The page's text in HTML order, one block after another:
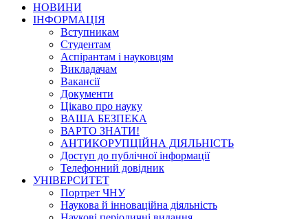
НОВИНИ
ІНФОРМАЦІЯ
Вступникам
Студентам
Аспірантам і науковцям
Викладачам
Вакансії
Документи
Цікаво про науку
ВАША БЕЗПЕКА
ВАРТО ЗНАТИ!
АНТИКОРУПЦІЙНА ДІЯЛЬНІСТЬ
Доступ до публічної інформації
Телефонний довідник
УНІВЕРСИТЕТ
Портрет ЧНУ
Наукова й інноваційна діяльність